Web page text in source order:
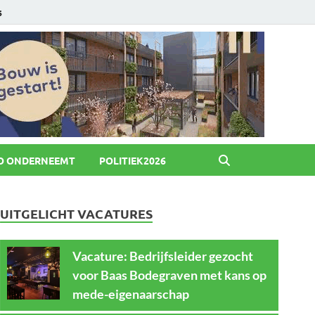
ONDERNEEMT POLITIEK2026
UITGELICHT VACATURES
Vacature: Bedrijfsleider gezocht
voor Baas Bodegraven met kans op
mede-eigenaarschap